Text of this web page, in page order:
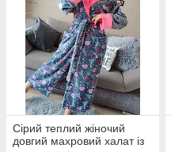
Сірий теплий жіночий
довгий махровий халат із